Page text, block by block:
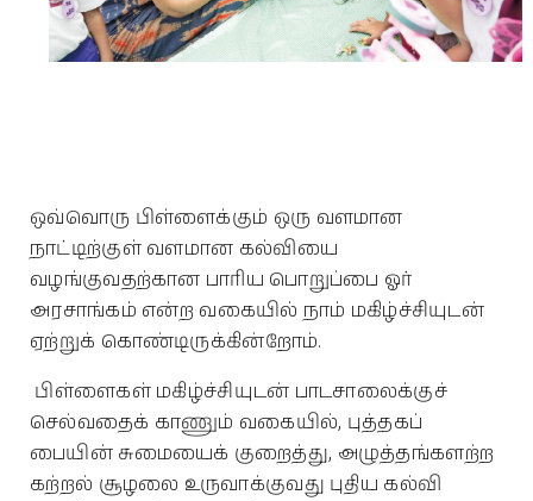
ஒவ்வொரு பிள்ளைக்கும் ஒரு வளமான
நாட்டிற்குள் வளமான கல்வியை
வழங்குவதற்கான பாரிய பொறுப்பை ஓர்
அரசாங்கம் என்ற வகையில் நாம் மகிழ்ச்சியுடன்
ஏற்றுக் கொண்டிருக்கின்றோம்.
பிள்ளைகள் மகிழ்ச்சியுடன் பாடசாலைக்குச்
செல்வதைக் காணும் வகையில், புத்தகப்
பையின் சுமையைக் குறைத்து, அழுத்தங்களற்ற
கற்றல் சூழலை உருவாக்குவது புதிய கல்வி